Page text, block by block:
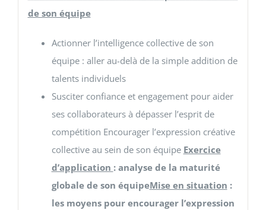
de son équipe
Actionner l’intelligence collective de son
équipe : aller au-delà de la simple addition de
talents individuels
Susciter confiance et engagement pour aider
ses collaborateurs à dépasser l’esprit de
compétition Encourager l’expression créative
collective au sein de son équipe Exercice
d’application : analyse de la maturité
globale de son équipeMise en situation :
les moyens pour encourager l’expression